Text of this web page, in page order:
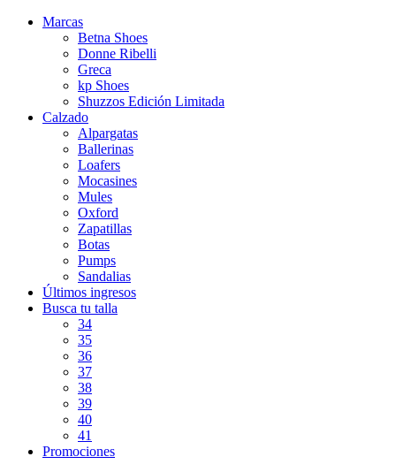
Marcas
Betna Shoes
Donne Ribelli
Greca
kp Shoes
Shuzzos Edición Limitada
Calzado
Alpargatas
Ballerinas
Loafers
Mocasines
Mules
Oxford
Zapatillas
Botas
Pumps
Sandalias
Últimos ingresos
Busca tu talla
34
35
36
37
38
39
40
41
Promociones